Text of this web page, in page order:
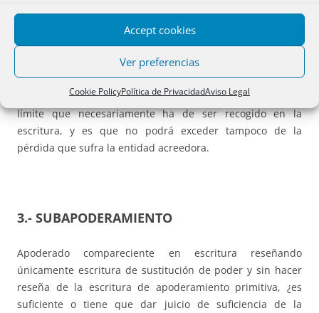
Accept cookies
Ver preferencias
Cookie PolicyPolítica de PrivacidadAviso Legal
debería ser computado a esos efectos, ya que el mismo
tiene por objeto ajustar la fecha que transcurre desde la
firma de la escritura a la primera fecha de liquidación.
En todo caso ha de tenerse en cuenta que tras la ley de
crédito inmobiliario esta comisión tendrá además otro
límite que necesariamente ha de ser recogido en la
escritura, y es que no podrá exceder tampoco de la
pérdida que sufra la entidad acreedora.
3.- SUBAPODERAMIENTO
Apoderado compareciente en escritura reseñando
únicamente escritura de sustitución de poder y sin hacer
reseña de la escritura de apoderamiento primitiva, ¿es
suficiente o tiene que dar juicio de suficiencia de la